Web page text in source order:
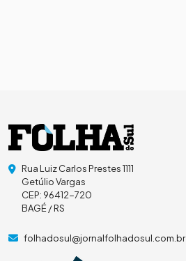
Rua Luiz Carlos Prestes 1111
Getúlio Vargas
CEP: 96412-720
BAGÉ / RS
folhadosul@jornalfolhadosul.com.br